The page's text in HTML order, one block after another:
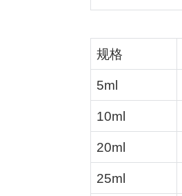
规格
5ml
10ml
20ml
25ml